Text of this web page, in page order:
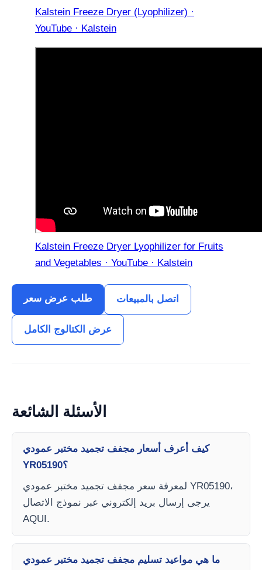
Kalstein Freeze Dryer (Lyophilizer) ·
YouTube · Kalstein
Kalstein Freeze Dryer Lyophilizer for Fruits
and Vegetables · YouTube · Kalstein
طلب عرض سعر اتصل بالمبيعات
عرض الكتالوج الكامل
الأسئلة الشائعة
كيف أعرف أسعار مجفف تجميد مختبر عمودي
YR05190؟
لمعرفة سعر مجفف تجميد مختبر عمودي YR05190،
يرجى إرسال بريد إلكتروني عبر نموذج الاتصال
AQUI.
ما هي مواعيد تسليم مجفف تجميد مختبر عمودي